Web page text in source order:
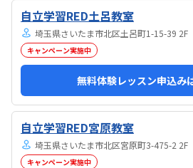
自立学習RED土呂教室
埼玉県さいたま市北区土呂町1-15-39 2F
キャンペーン実施中
無料体験レッスン申込み
自立学習RED宮原教室
埼玉県さいたま市北区宮原町3-475-2 2F
キャンペーン実施中